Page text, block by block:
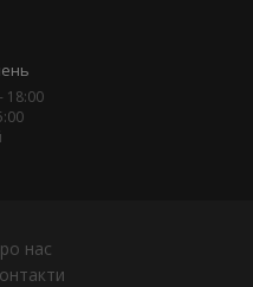
18:00
нас